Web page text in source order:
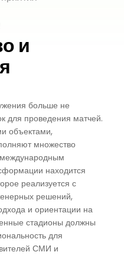
и
больше не
для проведения матчей.
объектами,
множество
международным
находится
реализуется с
решений,
и ориентации на
стадионы должны
для
СМИ и